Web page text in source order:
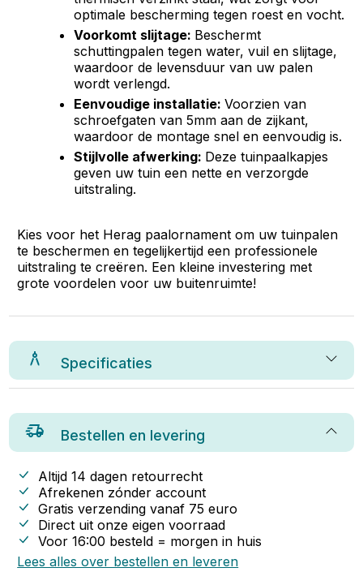
optimale bescherming tegen roest en vocht.
Voorkomt slijtage: Beschermt
schuttingpalen tegen water, vuil en slijtage,
waardoor de levensduur van uw palen
wordt verlengd.
Eenvoudige installatie:Voorzien van
schroefgaten van 5mm aan de zijkant,
waardoor de montage snel en eenvoudig is.
Stijlvolle afwerking: Deze tuinpaalkapjes
geven uw tuin een nette en verzorgde
uitstraling.
Kies voor het Herag paalornament om uw tuinpalen
te beschermen en tegelijkertijd een professionele
uitstraling te creëren. Een kleine investering met
grote voordelen voor uw buitenruimte!
Specificaties
Bestellen en levering
Altijd 14 dagen retourrecht
Afrekenen zónder account
Gratis verzending vanaf 75 euro
Direct uit onze eigen voorraad
Voor 16:00 besteld = morgen in huis
Lees alles over bestellen en leveren